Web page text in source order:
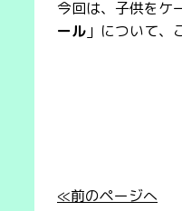
今回は、子供をケ
ール 」について、
≪前のページへ